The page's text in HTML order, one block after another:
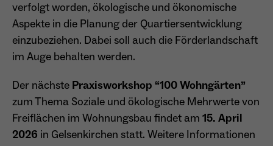
verfolgt worden, ökologische und ökonomische
Aspekte in die Planung der Quartiersentwicklung
einzubeziehen. Dabei soll auch die Förderlandschaft
im Auge behalten werden.
Der nächste Praxisworkshop “100 Wohngärten”
zum Thema Soziale und ökologische Mehrwerte von
Freiflächen im Wohnungsbau findet am 15. April
2026 in Gelsenkirchen statt. Weitere Informationen